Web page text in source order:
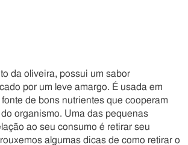
da oliveira, possui um sabor
por um leve amargo. É usada em
de bons nutrientes que cooperam
organismo. Uma das pequenas
ao seu consumo é retirar seu
algumas dicas de como retirar o